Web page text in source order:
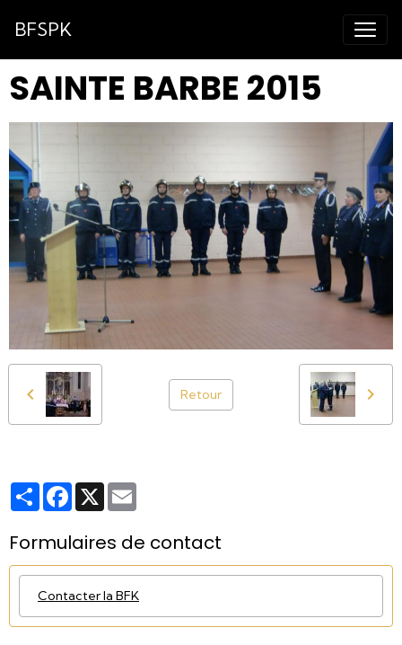
BFSPK
SAINTE BARBE 2015
Retour
PartagerFacebook
X
Formulaires de contact
Contacter la BFK